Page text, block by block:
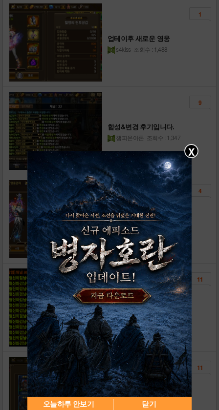
업테이후 새로운 영웅
s4kiss 조회수 : 1,488
1
합성&변경 후기입니다.
챔피온아론 조회수 : 1,347
9
헐...캐릭 제대로 미쳤네요...
챔피온아론 조회수 : 1,550
4
15마리 합성 결과..
무혈신화검 조회수 : 1,776
11
제이슨, 엘레나 뽑았네요!
무혈신화검 조회수 : 2,478
11
X
오늘하루 안보기 닫기